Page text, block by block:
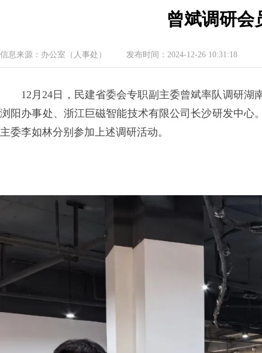
民建湖南省十届十次常委会议召开
民建湖南省委会开展2024年度理论学
民建湖南省第十届委员会内部监督委
曾斌调研会
信息来源：办公室（人事处） 发布时间：2024-12-26 10:31:18
12月24日，民建省委会专职副主委曾斌率队调研
浏阳办事处、浙江巨磁智能技术有限公司长沙研发中
主委李如林分别参加上述调研活动。